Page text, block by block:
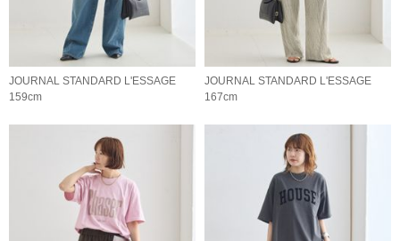
JOURNAL STANDARD L'ESSAGE
159cm
JOURNAL STANDARD L'ESSAGE
167cm